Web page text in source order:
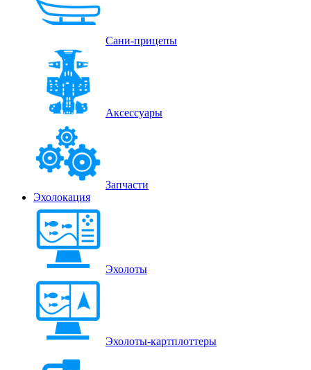
Сани-прицепы
Аксессуары
Запчасти
Эхолокация
Эхолоты
Эхолоты-картплоттеры